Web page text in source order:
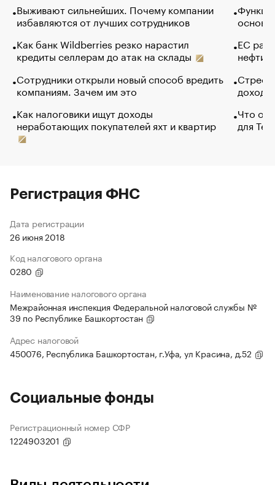
Выживают сильнейших. Почему компании
избавляются от лучших сотрудников
Как банк Wildberries резко нарастил
кредиты селлерам до атак на склады
Сотрудники открыли новый способ вредить
компаниям. Зачем им это
Как налоговики ищут доходы
неработающих покупателей яхт и квартир
основ
ЕС
нефти
Что
для
Регистрация ФНС
Дата регистрации
26 июня 2018
Код налогового органа
0280
Наименование налогового органа
Межрайонная инспекция Федеральной налоговой службы №
39 по Республике Башкортостан
Адрес налоговой
450076, Республика Башкортостан, г.Уфа, ул Красина, д.52
Социальные фонды
Регистрационный номер СФР
1224903201